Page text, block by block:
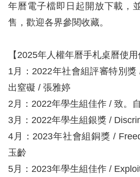
公
情
申
訴
人
資
料
庫
年曆電子檔即日起開放下載，
售，歡迎各界參閱收藏。
【2025年人權年曆手札桌曆使用
1月：2022年社會組評審特別獎
出窒礙 / 張雅婷
2月：2022年學生組佳作 / 致。
3月：2022年學生組銀獎 /
4月：2023年社會組銅獎 /
玉齡
5月：2023年學生組佳作 /